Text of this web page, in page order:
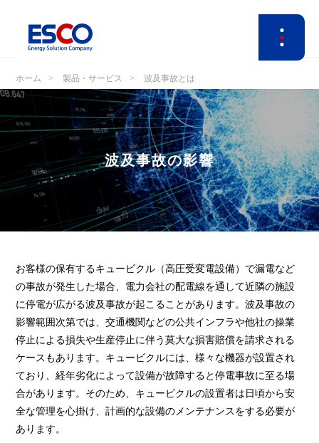
ホーム 製品・サービス 波及事故とは
波及事故の影響
お客様の保有するキュービクル（高圧受変電設備）で漏電など
の事故が発生した場合、電力会社の配電線を通して近隣の施設
に停電が広がる波及事故が起こることがあります。波及事故の
影響範囲次第では、交通機関などの公共インフラや他社の操業
停止による損失や生産停止に伴う莫大な損害賠償を請求される
ケースもあります。キュービクルには、様々な機器が設置され
ており、経年劣化によって設備が故障すると停電事故に至る場
合があります。そのため、キュービクルの設置者は日頃から安
全な管理を心掛け、計画的な設備のメンテナンスをする必要が
あります。